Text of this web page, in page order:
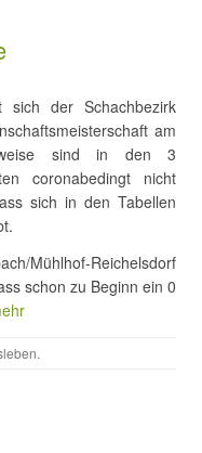
sich der Schachbezirk
am
sind in den 3
coronabedingt nicht
sich in den Tabellen
Mühlhof-Reichelsdorf
schon zu Beginn ein 0
.